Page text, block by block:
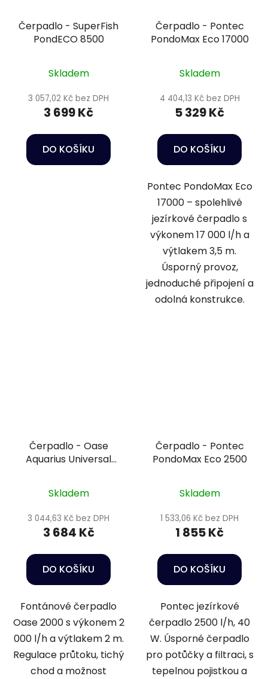
Čerpadlo - SuperFish
PondECO 8500
Skladem
3 057,02 Kč bez DPH
3 699 Kč
DO KOŠÍKU
Čerpadlo - Pontec
PondoMax Eco 17000
Skladem
4 404,13 Kč bez DPH
5 329 Kč
DO KOŠÍKU
Pontec PondoMax Eco
17000 – spolehlivé
jezírkové čerpadlo s
výkonem 17 000 l/h a
výtlakem 3,5 m.
Úsporný provoz,
jednoduché připojení a
odolná konstrukce.
Čerpadlo - Oase
Aquarius Universal
Skladem
3 044,63 Kč bez DPH
3 684 Kč
DO KOŠÍKU
Fontánové čerpadlo
Oase 2000 s výkonem 2
000 l/h a výtlakem 2 m.
Regulace průtoku, tichý
chod a možnost
Čerpadlo - Pontec
PondoMax Eco 2500
Skladem
1 533,06 Kč bez DPH
1 855 Kč
DO KOŠÍKU
Pontec jezírkové
čerpadlo 2500 l/h, 40
W. Úsporné čerpadlo
pro potůčky a filtraci, s
tepelnou pojistkou a